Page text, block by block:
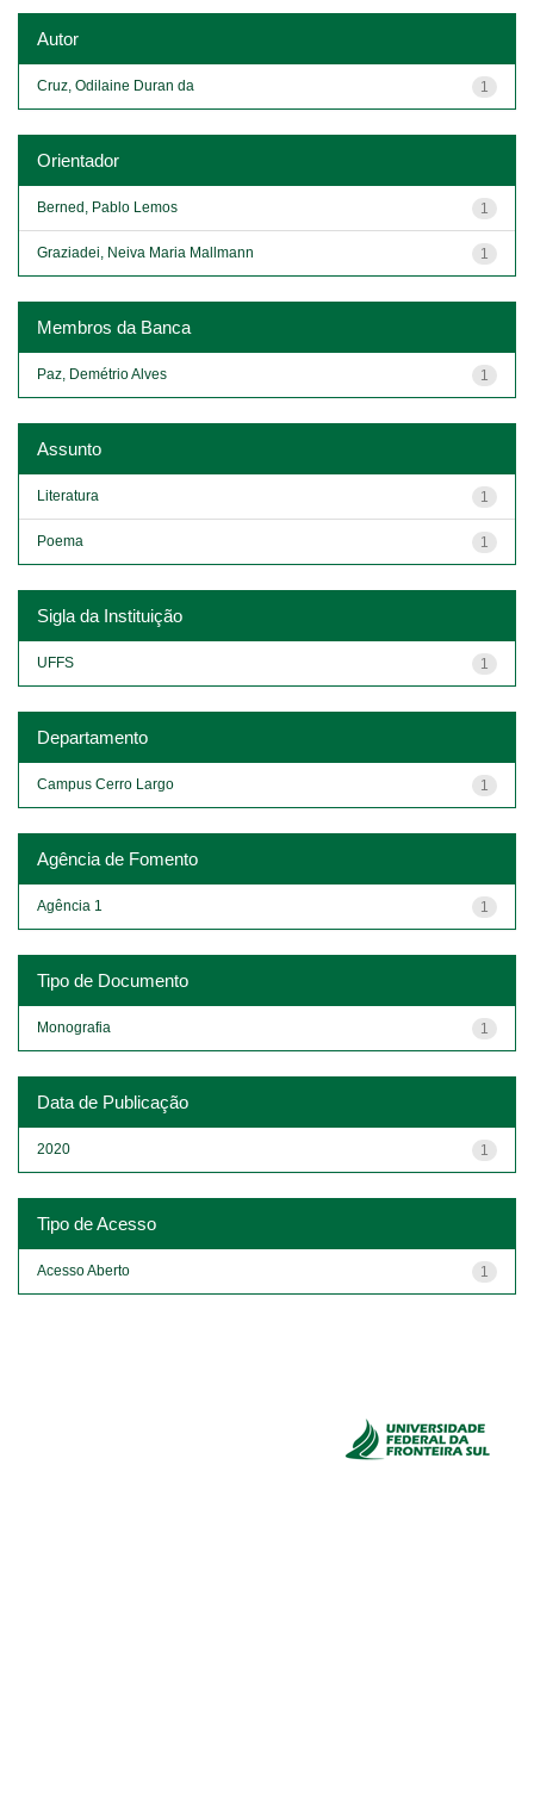
Autor
1
Cruz, Odilaine Duran da
Orientador
1
Berned, Pablo Lemos
1
Graziadei, Neiva Maria Mallmann
Membros da Banca
1
Paz, Demétrio Alves
Assunto
1
Literatura
1
Poema
Sigla da Instituição
1
UFFS
Departamento
1
Campus Cerro Largo
Agência de Fomento
1
Agência 1
Tipo de Documento
1
Monografia
Data de Publicação
1
2020
Tipo de Acesso
1
Acesso Aberto